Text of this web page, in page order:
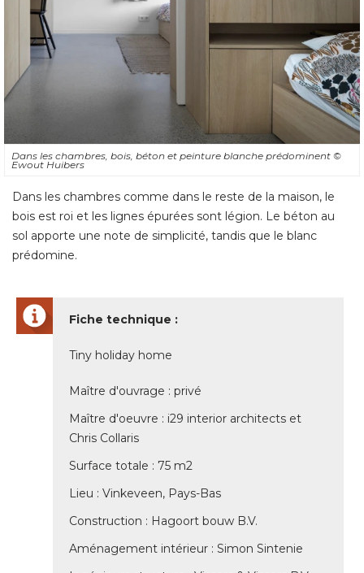
Dans les chambres, bois, béton et peinture blanche prédominent ©
Ewout Huibers
Dans les chambres comme dans le reste de la maison, le
bois est roi et les lignes épurées sont légion. Le béton au
sol apporte une note de simplicité, tandis que le blanc
prédomine.
Fiche technique :
Tiny holiday home
Maître d'ouvrage : privé
Maître d'oeuvre : i29 interior architects et
Chris Collaris
Surface totale : 75 m2
Lieu : Vinkeveen, Pays-Bas
Construction : Hagoort bouw B.V.
Aménagement intérieur : Simon Sintenie